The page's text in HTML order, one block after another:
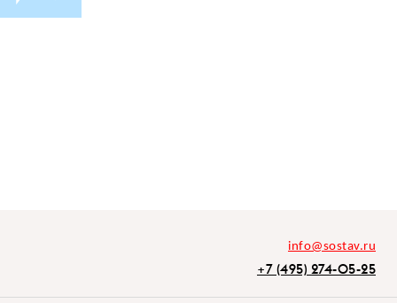
info@sostav.ru
+7 (495) 274-05-25